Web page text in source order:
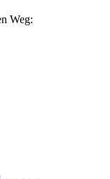
Weg: